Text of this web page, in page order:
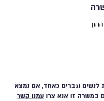
לנשים וגברים כאחד, אם נמצא
במשרה זו אנא צרו עמנו קשר